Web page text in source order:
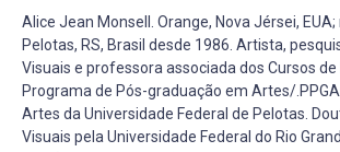
Alice Jean Monsell. Orange, Nova Jérsei,
Pelotas, RS, Brasil desde 1986. Artista,
Visuais e professora associada dos Cursos
Programa de Pós-graduação em Artes/
Artes da Universidade Federal de Pelotas.
Visuais pela Universidade Federal do Rio